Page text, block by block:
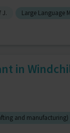
J. Large Language
in
and manufacturing)